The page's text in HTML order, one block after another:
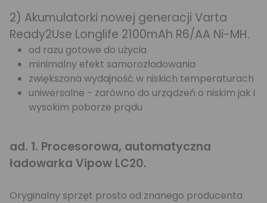
2) Akumulatorki nowej generacji Varta
Ready2Use Longlife 2100mAh R6/AA Ni-MH.
od razu gotowe do użycia
minimalny efekt samorozładowania
zwiększona wydajność w niskich temperaturach
uniwersalne - zarówno do urządzeń o niskim jak i
wysokim poborze prądu
ad. 1. Procesorowa, automatyczna
ładowarka Vipow LC20.
Oryginalny sprzęt prosto od znanego producenta